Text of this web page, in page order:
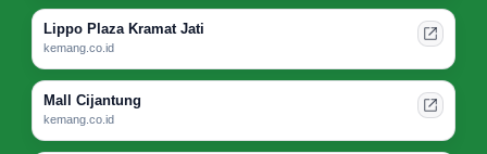
Lippo Plaza Kramat Jati
kemang.co.id
Mall Cijantung
kemang.co.id